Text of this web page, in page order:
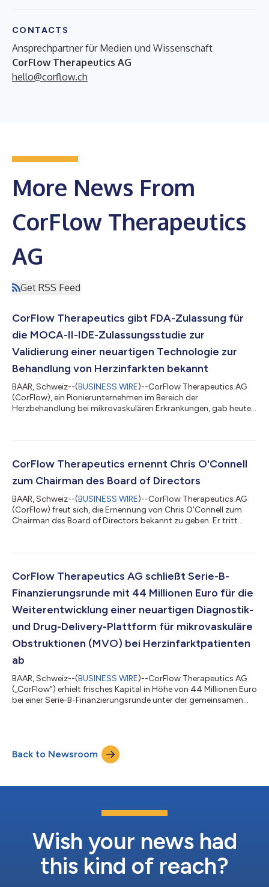
CONTACTS
Ansprechpartner für Medien und Wissenschaft
CorFlow Therapeutics AG
hello@corflow.ch
More News From
CorFlow Therapeutics
AG
Get RSS Feed
CorFlow Therapeutics gibt FDA-Zulassung für
die MOCA-II-IDE-Zulassungsstudie zur
Validierung einer neuartigen Technologie zur
Behandlung von Herzinfarkten bekannt
BAAR, Schweiz--(BUSINESS WIRE)--CorFlow Therapeutics AG
(CorFlow), ein Pionierunternehmen im Bereich der
Herzbehandlung bei mikrovaskulären Erkrankungen, gab heute
Unternehmens für eine Ausnahmegenehmigung für
entscheidende klinische Studie in US-Krankenhäusern beginnen
kann. CorFlow wird nun die klinischen Studienzentren auf die Ei...
CorFlow Therapeutics ernennt Chris O'Connell
zum Chairman des Board of Directors
BAAR, Schweiz--(BUSINESS WIRE)--CorFlow Therapeutics AG
(CorFlow) freut sich, die Ernennung von Chris O'Connell zum
Chairman des Board of Directors bekannt zu geben. Er tritt
sehr angesehene Führungskraft, Board-Mitglied und Berater in
globaler Gesundheitssektor. Seine Karriere bei Medtronic (MDT)
begann Chris vor übe...
CorFlow Therapeutics AG schließt Serie-B-
Finanzierungsrunde mit 44 Millionen Euro für die
Weiterentwicklung einer neuartigen Diagnostik-
und Drug-Delivery-Plattform für mikrovaskuläre
Obstruktionen (MVO) bei Herzinfarktpatienten
ab
BAAR, Schweiz--(BUSINESS WIRE)--CorFlow Therapeutics AG
(„CorFlow“) erhielt frisches Kapital in Höhe von 44 Millionen Euro
bei einer Serie-B-Finanzierungsrunde unter der gemeinsamen
beteiligten sich Merieux Equity Partners, Laerdal Million Lives
Fund, Wellington Partners, M&L Investments, Unorthodox
Back to Newsroom
Wish your news had
this kind of reach?